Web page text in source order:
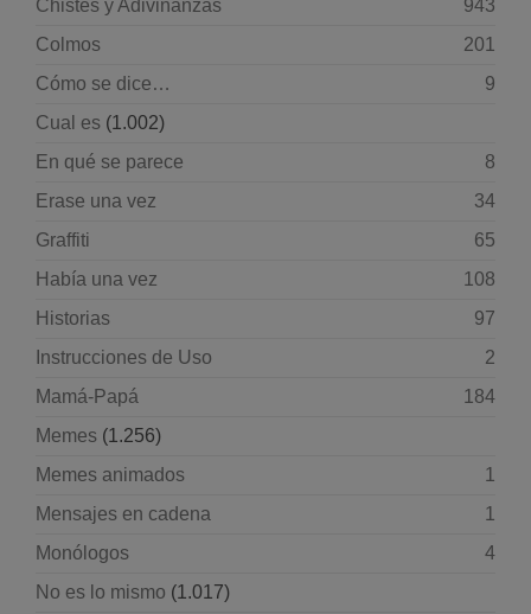
Chistes y Adivinanzas
943
Colmos
201
Cómo se dice…
9
Cual es (1.002)
En qué se parece
8
Erase una vez
34
Graffiti
65
Había una vez
108
Historias
97
Instrucciones de Uso
2
Mamá-Papá
184
Memes (1.256)
Memes animados
1
Mensajes en cadena
1
Monólogos
4
No es lo mismo (1.017)